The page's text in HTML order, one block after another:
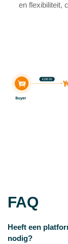
en flexibiliteit,
FAQ
Heeft een
nodig?